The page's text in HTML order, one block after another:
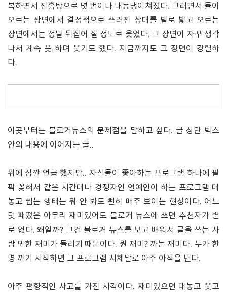
복하면서 진흙탕으로 몇 번이나 내동댕이쳐졌다. 그러면서 둘이
오르는 장면에서 결정적으로 쓰러진 상대를 발로 밟고 오르는
장면에서는 정말 뒤집어 질 정도로 웃었다. 그 장면이 자꾸 생각
나서 계속 풋 하며 웃기도 했다. 지금까지도 그 장면이 강렬하
다.
이곳부터는 블로거뉴스의 문제점을 말하고 싶다. 글 상단 박스
안의 내용에 이어지는 글..
위에 잠깐 언급 했지만.. 자신들이 좋아하는 프로그램 하나에 필
팍 꽂혀서 같은 시간대나 경쟁자인 연예인이 하는 프로그램 대
놓고 씹는 행태는 뭐 안 봐도 뻔히 매주 보이는 현상이다. 어느
덧 패떴은 아무리 재미있어도 블로거 뉴스에 쓰면 추천자가 별
로 없다. 왜일까? 그건 블로거 뉴스를 보고 배워서 글을 쓰는 사
람 또한 재미가 들리기 때문이다. 뭔 재미? 까는 재미다. 누가 한
명 까기 시작하면 그 프로그램 시체말로 아주 아작을 낸다.
아주 편향적인 사고를 가진 시각이다. 재미있으면 대놓고 웃고